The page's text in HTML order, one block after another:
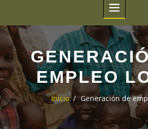
EMPLEO
Generación de